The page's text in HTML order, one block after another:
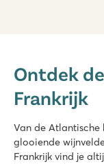
Frankrijk - Zuid-
★ ★ ★ ★
Mooi zwembad
18+ wellness
Aan een van de
Ontdek
Frankrijk
Van de Atlantische
glooiende
Frankrijk vind je